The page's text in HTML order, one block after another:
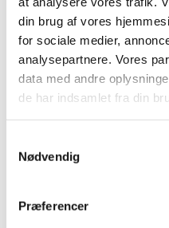
din brug af vores
for sociale medier,
analysepartnere. Vores
data med andre
de har indsamlet fra din
Nødvendig
Præferencer
den seneste måling
deres bevillinger.
I nedenstående
koblingen og de
Uddybende
Eksempler på
Læs om validering